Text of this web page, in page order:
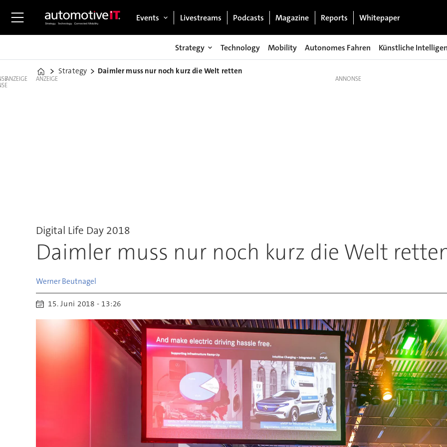
Events Livestreams Podcasts Magazine Reports Whitepaper
Strategy Technology Mobility Autonomes Fahren Künstliche
Home
Strategy Daimler muss nur noch kurz die Welt retten
ANZEIGE ANZEIGE
Digital Life Day 2018
Daimler muss nur noch kurz die Welt
Werner Beutnagel
15. Juni 2018 - 13:26